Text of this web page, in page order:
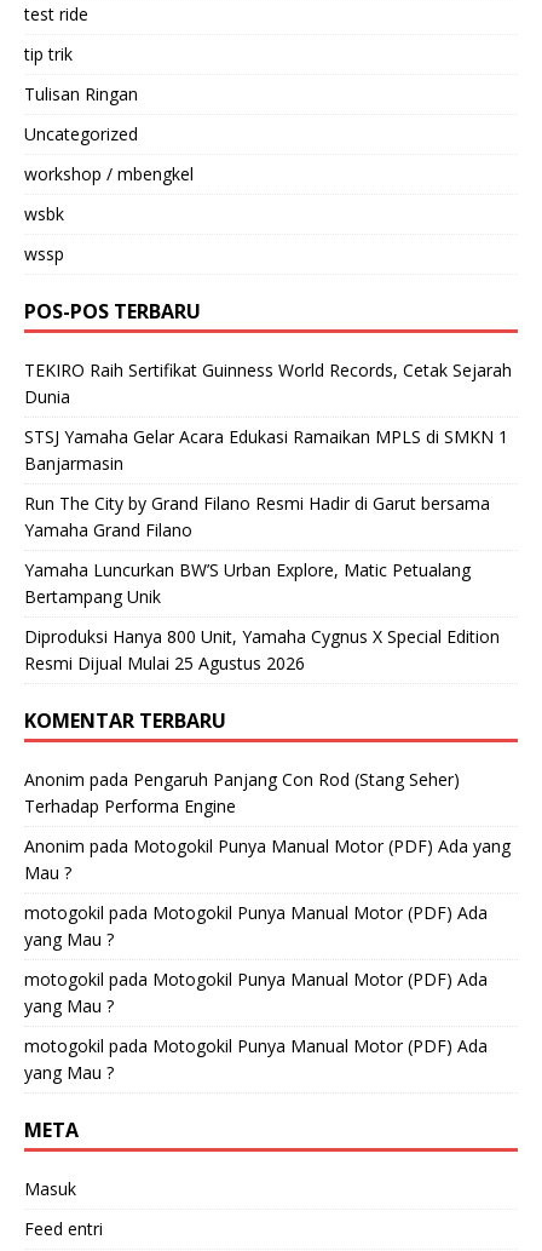
test ride
tip trik
Tulisan Ringan
Uncategorized
workshop / mbengkel
wsbk
wssp
POS-POS TERBARU
TEKIRO Raih Sertifikat Guinness World Records, Cetak Sejarah
Dunia
STSJ Yamaha Gelar Acara Edukasi Ramaikan MPLS di SMKN 1
Banjarmasin
Run The City by Grand Filano Resmi Hadir di Garut bersama
Yamaha Grand Filano
Yamaha Luncurkan BW’S Urban Explore, Matic Petualang
Bertampang Unik
Diproduksi Hanya 800 Unit, Yamaha Cygnus X Special Edition
Resmi Dijual Mulai 25 Agustus 2026
KOMENTAR TERBARU
Anonim pada Pengaruh Panjang Con Rod (Stang Seher)
Terhadap Performa Engine
Anonim pada Motogokil Punya Manual Motor (PDF) Ada yang
Mau ?
motogokil pada Motogokil Punya Manual Motor (PDF) Ada
yang Mau ?
motogokil pada Motogokil Punya Manual Motor (PDF) Ada
yang Mau ?
motogokil pada Motogokil Punya Manual Motor (PDF) Ada
yang Mau ?
META
Masuk
Feed entri